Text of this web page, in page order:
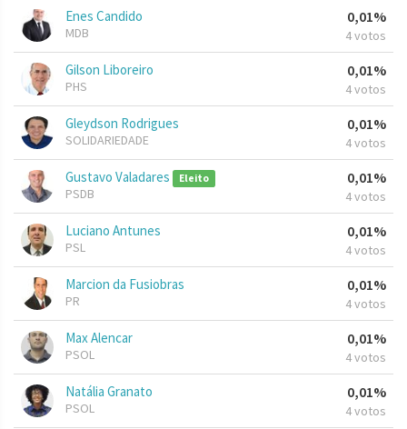
Enes Candido
MDB
0,01%
4 votos
Gilson Liboreiro
PHS
0,01%
4 votos
Gleydson Rodrigues
SOLIDARIEDADE
0,01%
4 votos
Gustavo Valadares Eleito
PSDB
0,01%
4 votos
Luciano Antunes
PSL
0,01%
4 votos
Marcion da Fusiobras
PR
0,01%
4 votos
Max Alencar
PSOL
0,01%
4 votos
Natália Granato
PSOL
0,01%
4 votos